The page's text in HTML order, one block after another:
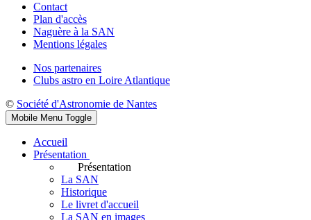
Contact
Plan d'accès
Naguère à la SAN
Mentions légales
Nos partenaires
Clubs astro en Loire Atlantique
© Société d'Astronomie de Nantes
Mobile Menu Toggle
Accueil
Présentation
Présentation
La SAN
Historique
Le livret d'accueil
La SAN en images